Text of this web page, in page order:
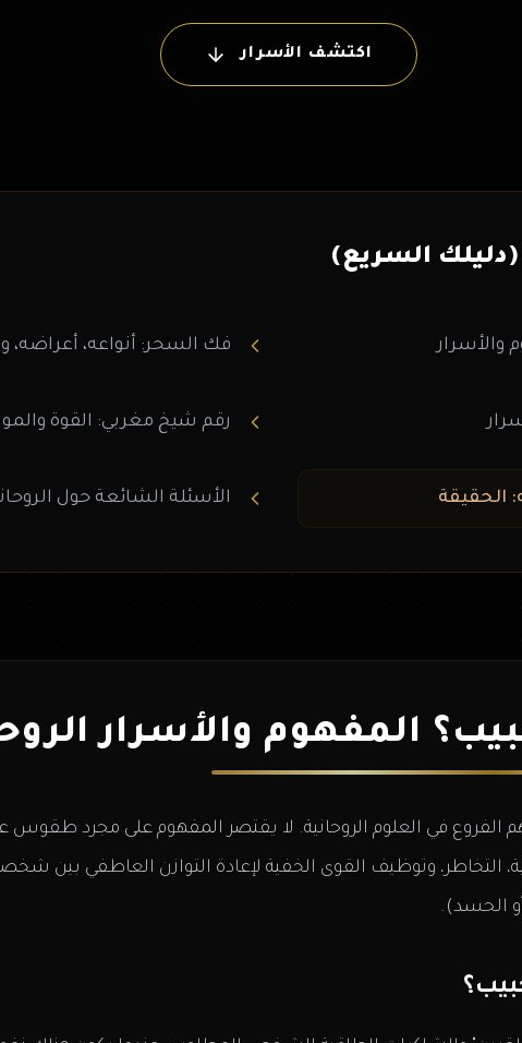
اكتشف الأسرار
السريع)
والأسرار فك السحر: أنواعه، أعراضه،
رقم شيخ مغربي: القوة
الأسئلة الشائعة حول
المفهوم والأسرار
الفروع في العلوم الروحانية. لا يقتصر المفهوم على مجرد طقوس
التخاطر، وتوظيف القوى الخفية لإعادة التوازن العاطفي بين
الحسد).